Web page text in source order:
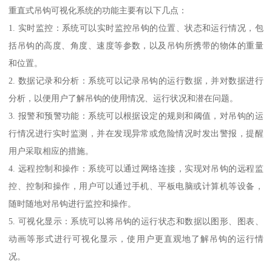
重直式吊钩可视化系统的功能主要有以下几点：
1. 实时监控：系统可以实时监控吊钩的位置、状态和运行情况，包
括吊钩的高度、角度、速度等参数，以及吊钩所携带的物体的重量
和位置。
2. 数据记录和分析：系统可以记录吊钩的运行数据，并对数据进行
分析，以便用户了解吊钩的使用情况、运行状况和潜在问题。
3. 报警和预警功能：系统可以根据设定的规则和阈值，对吊钩的运
行情况进行实时监测，并在发现异常或危险情况时发出警报，提醒
用户采取相应的措施。
4. 远程控制和操作：系统可以通过网络连接，实现对吊钩的远程监
控、控制和操作，用户可以通过手机、平板电脑或计算机等设备，
随时随地对吊钩进行监控和操作。
5. 可视化显示：系统可以将吊钩的运行状态和数据以图形、图表、
动画等形式进行可视化显示，使用户更直观地了解吊钩的运行情
况。